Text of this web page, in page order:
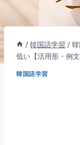
/ 韓国語学習 /
低い【活用形・例
韓国語学習